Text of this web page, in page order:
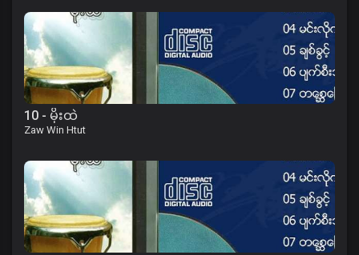
10 - မိုးထဲ
Zaw Win Htut